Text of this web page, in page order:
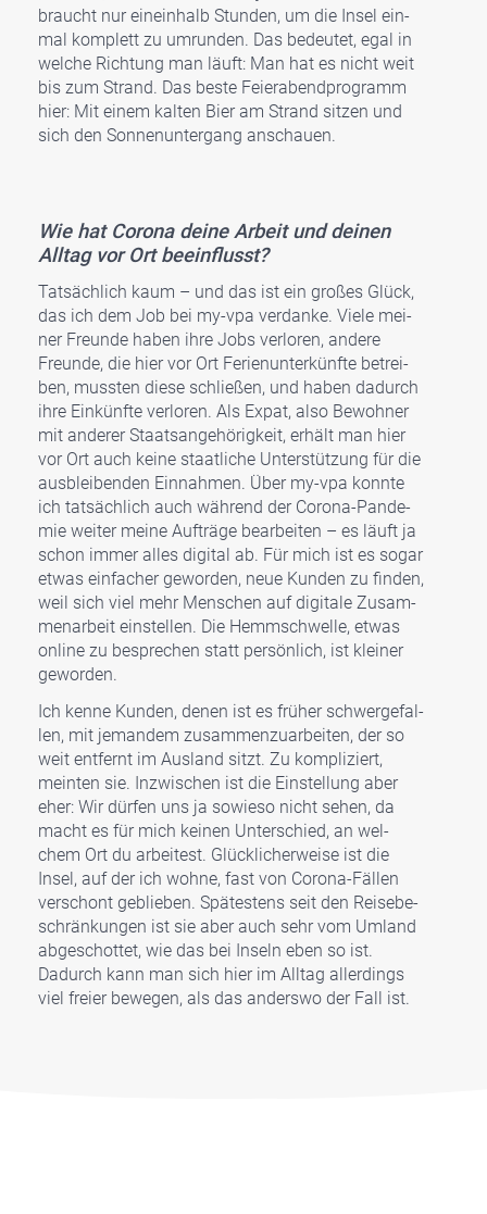
braucht nur ein­ein­halb Stun­den, um die Insel ein­
mal kom­plett zu umrun­den. Das bedeu­tet, egal in
wel­che Rich­tung man läuft: Man hat es nicht weit
bis zum Strand. Das bes­te Fei­er­abend­pro­gramm
hier: Mit einem kal­ten Bier am Strand sit­zen und
sich den Son­nen­un­ter­gang anschau­en.
Wie hat Coro­na dei­ne Arbeit und dei­nen
All­tag vor Ort beein­flusst?
Tat­säch­lich kaum – und das ist ein gro­ßes Glück,
das ich dem Job bei my-vpa ver­dan­ke. Vie­le mei­
ner Freun­de haben ihre Jobs ver­lo­ren, ande­re
Freun­de, die hier vor Ort Feri­en­un­ter­künf­te betrei­
ben, muss­ten die­se schlie­ßen, und haben dadurch
ihre Ein­künf­te ver­lo­ren. Als Expat, also Bewoh­ner
mit ande­rer Staats­an­ge­hö­rig­keit, erhält man hier
vor Ort auch kei­ne staat­li­che Unter­stüt­zung für die
aus­blei­ben­den Ein­nah­men. Über my-vpa konn­te
ich tat­säch­lich auch wäh­rend der Coro­na-Pan­de­
mie weiter mei­ne Auf­trä­ge bear­bei­ten – es läuft ja
schon immer alles digi­tal ab. Für mich ist es sogar
etwas ein­fa­cher gewor­den, neue Kun­den zu fin­den,
weil sich viel mehr Men­schen auf digi­ta­le Zusam­
men­ar­beit ein­stel­len. Die Hemm­schwel­le, etwas
online zu bespre­chen statt per­sön­lich, ist klei­ner
gewor­den.
Ich ken­ne Kun­den, denen ist es frü­her schwer­ge­fal­
len, mit jeman­dem zusam­men­zu­ar­bei­ten, der so
weit ent­fernt im Aus­land sitzt. Zu kom­pli­ziert,
mein­ten sie. Inzwi­schen ist die Ein­stel­lung aber
eher: Wir dür­fen uns ja sowie­so nicht sehen, da
macht es für mich kei­nen Unter­schied, an wel­
chem Ort du arbei­test. Glück­li­cher­wei­se ist die
Insel, auf der ich woh­ne, fast von Coro­na-Fäl­len
ver­schont geblie­ben. Spä­tes­tens seit den Rei­se­be­
schrän­kun­gen ist sie aber auch sehr vom Umland
abge­schot­tet, wie das bei Inseln eben so ist.
Dadurch kann man sich hier im All­tag aller­dings
viel frei­er bewe­gen, als das anders­wo der Fall ist.